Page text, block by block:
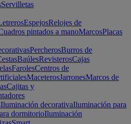
Servilletas
EspejosRelojes de
pintados a manoMarcosPlacas
PercherosBurros de
BaúlesRevisterosCajas
FarolesCentros de
MaceterosJarronesMarcos de
Cajitas y
Iluminación decorativaIluminación para
dormitorioIluminación